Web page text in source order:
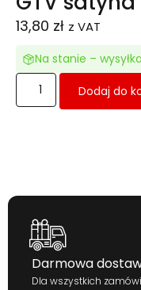
13,80 zł z VAT
Na stanie –
Dodaj do
Darmowa
Dla wszystkich